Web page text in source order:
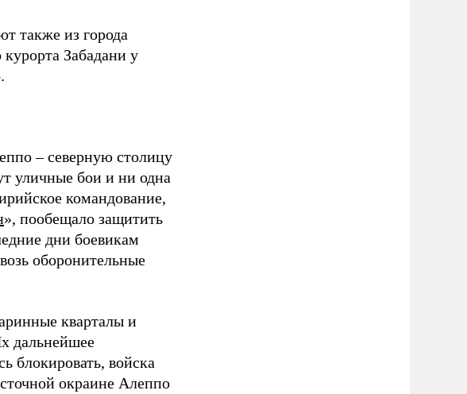
также из города
Забадани у
– северную столицу
уличные бои и ни одна
командование,
», пообещало защитить
дни боевикам
оборонительные
кварталы и
дальнейшее
блокировать, войска
окраине Алеппо